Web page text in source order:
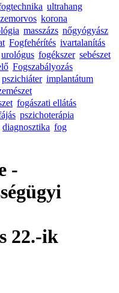
ultrahang
korona
masszázs nőgyógyász
Fogfehérítés ivartalanítás
urológus fogékszer sebészet
Fogszabályozás
pszichiáter implantátum
fogászati ellátás
pszichoterápia
diagnosztika fog
-
22.-ik